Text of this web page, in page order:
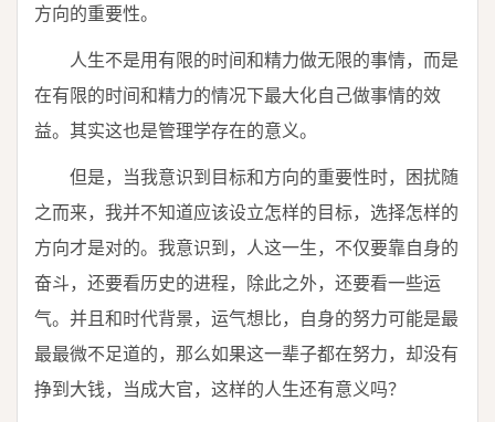
方向的重要性。
人生不是用有限的时间和精力做无限的事情，而是
在有限的时间和精力的情况下最大化自己做事情的效
益。其实这也是管理学存在的意义。
但是，当我意识到目标和方向的重要性时，困扰随
之而来，我并不知道应该设立怎样的目标，选择怎样的
方向才是对的。我意识到，人这一生，不仅要靠自身的
奋斗，还要看历史的进程，除此之外，还要看一些运
气。并且和时代背景，运气想比，自身的努力可能是最
最最微不足道的，那么如果这一辈子都在努力，却没有
挣到大钱，当成大官，这样的人生还有意义吗？